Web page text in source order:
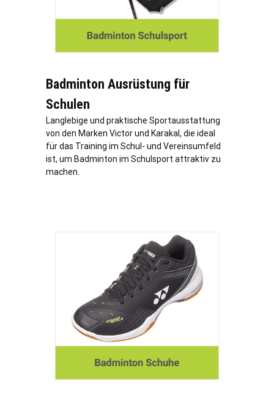
Badminton Ausrüstung für
Schulen
Langlebige und praktische Sportausstattung
von den Marken Victor und Karakal, die ideal
für das Training im Schul- und Vereinsumfeld
ist, um Badminton im Schulsport attraktiv zu
machen.